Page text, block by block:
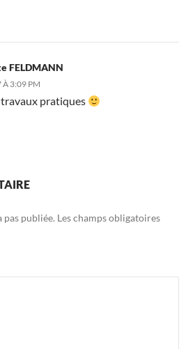
FELDMANN
À 3:09 PM
pratiques
pas publiée. Les champs obligatoires